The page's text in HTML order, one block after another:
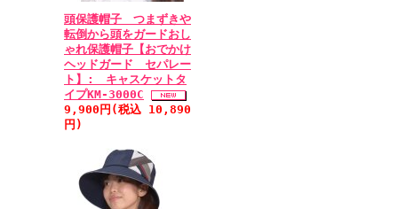
頭保護帽子 つまずきや
転倒から頭をガードおし
ゃれ保護帽子【おでかけ
ヘッドガード セパレー
ト】: キャスケットタ
イプKM-3000C
9,900円(税込 10,890
円)